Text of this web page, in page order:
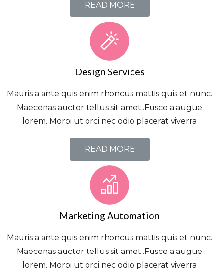
READ MORE
Design Services
Mauris a ante quis enim rhoncus mattis quis et nunc.
Maecenas auctor tellus sit amet..Fusce a augue
lorem. Morbi ut orci nec odio placerat viverra
READ MORE
Marketing Automation
Mauris a ante quis enim rhoncus mattis quis et nunc.
Maecenas auctor tellus sit amet..Fusce a augue
lorem. Morbi ut orci nec odio placerat viverra